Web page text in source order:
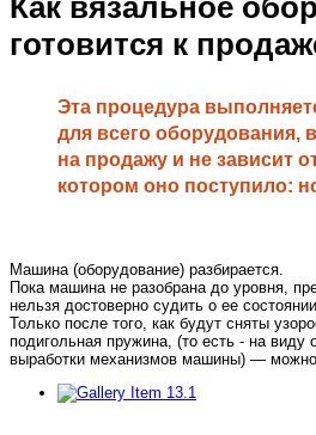
готовится к
Эта процедура
для всего оборудования,
на продажу и не зависит
котором оно поступило:
Машина (оборудование) разбирается.
Пока машина не разобрана до уровня,
нельзя достоверно судить о ее состоянии.
Только после того, как будут сняты
подигольная пружина, (то есть - на виду
выработки механизмов машины) — можно